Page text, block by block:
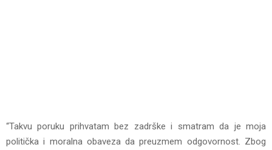
“Takvu poruku prihvatam bez zadrške i smatram da je moja
politička i moralna obaveza da preuzmem odgovornost. Zbog